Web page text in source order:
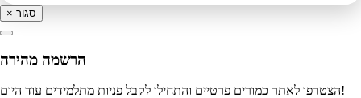
× סגור
הרשמה מהירה
הצטרפו לאתר כמורים פרטיים והתחילו לקבל פניות מתלמידים עוד היום!